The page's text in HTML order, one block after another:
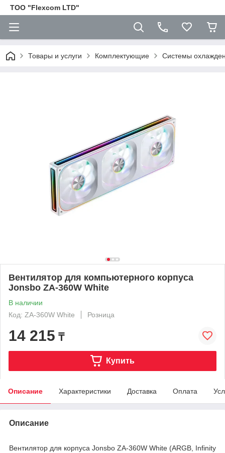
ТОО "Flexcom LTD"
Товары и услуги Комплектующие Cистемы
Вентилятор для компьютерного корпуса
Jonsbo ZA-360W White
В наличии
Код: ZA-360W White
Розница
14 215 ₸
Купить
Описание Характеристики Доставка Оплата
Описание
Вентилятор для корпуса Jonsbo ZA‑360W White (ARGB, Infinity